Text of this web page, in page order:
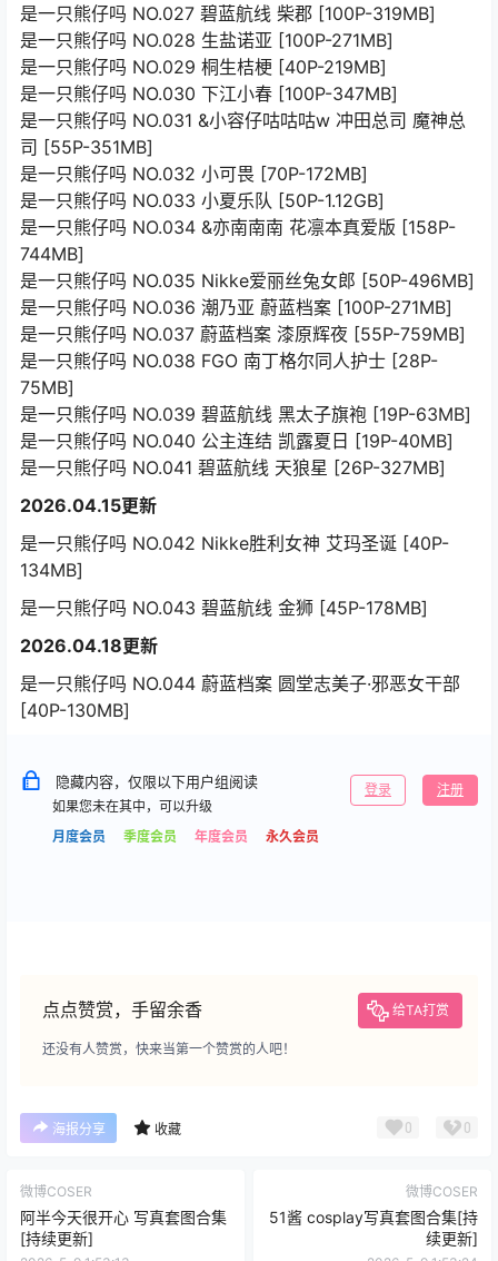
是一只熊仔吗 NO.027 碧蓝航线 柴郡 [100P-319MB]
是一只熊仔吗 NO.028 生盐诺亚 [100P-271MB]
是一只熊仔吗 NO.029 桐生桔梗 [40P-219MB]
是一只熊仔吗 NO.030 下江小春 [100P-347MB]
是一只熊仔吗 NO.031 &小容仔咕咕咕w 冲田总司 魔神总
司 [55P-351MB]
是一只熊仔吗 NO.032 小可畏 [70P-172MB]
是一只熊仔吗 NO.033 小夏乐队 [50P-1.12GB]
是一只熊仔吗 NO.034 &亦南南南 花凛本真爱版 [158P-
744MB]
是一只熊仔吗 NO.035 Nikke爱丽丝兔女郎 [50P-496MB]
是一只熊仔吗 NO.036 潮乃亚 蔚蓝档案 [100P-271MB]
是一只熊仔吗 NO.037 蔚蓝档案 漆原辉夜 [55P-759MB]
是一只熊仔吗 NO.038 FGO 南丁格尔同人护士 [28P-
75MB]
是一只熊仔吗 NO.039 碧蓝航线 黑太子旗袍 [19P-63MB]
是一只熊仔吗 NO.040 公主连结 凯露夏日 [19P-40MB]
是一只熊仔吗 NO.041 碧蓝航线 天狼星 [26P-327MB]
2026.04.15更新
是一只熊仔吗 NO.042 Nikke胜利女神 艾玛圣诞 [40P-
134MB]
是一只熊仔吗 NO.043 碧蓝航线 金狮 [45P-178MB]
2026.04.18更新
是一只熊仔吗 NO.044 蔚蓝档案 圆堂志美子·邪恶女干部
[40P-130MB]
隐藏内容，仅限以下用户组阅读
如果您未在其中，可以升级
月度会员
季度会员 年度会员 永久会员
登录 注册
点点赞赏，手留余香 给TA打赏
还没有人赞赏，快来当第一个赞赏的人吧！
海报分享 收藏 0 0
微博COSER
阿半今天很开心 写真套图合集
[持续更新]
微博COSER
51酱 cosplay写真套图合集[持
续更新]